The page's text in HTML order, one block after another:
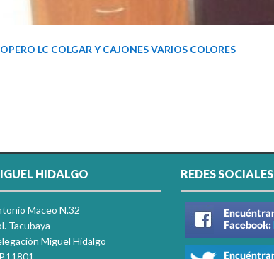
LC COLGAR Y CAJONES VARIOS COLORES
HIDALGO
Maceo N.32
Tacubaya
Miguel Hidalgo
REDES SOCIALES